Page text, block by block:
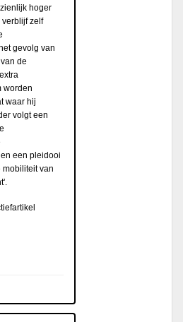
hoger
zelf
gevolg van
de
worden
waar hij
volgt een
een pleidooi
mobiliteit van